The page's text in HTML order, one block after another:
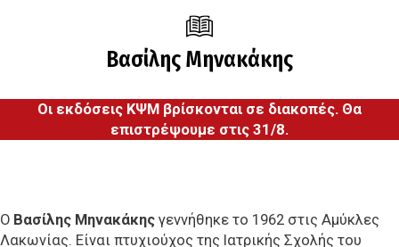
Βασίλης Μηνακάκης
Οι εκδόσεις ΚΨΜ βρίσκονται σε διακοπές. Θα
επιστρέψουμε στις 31/8.
Ο Βασίλης Μηνακάκης γεννήθηκε το 1962 στις Αμύκλες
Λακωνίας. Είναι πτυχιούχος της Ιατρικής Σχολής του